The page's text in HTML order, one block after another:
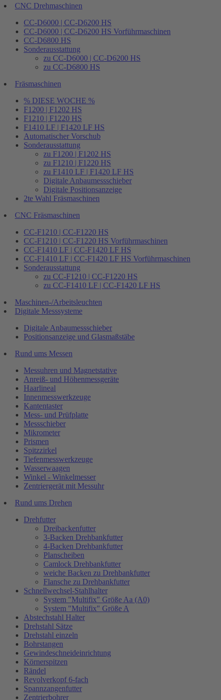
CNC Drehmaschinen
CC-D6000 | CC-D6200 HS
CC-D6000 | CC-D6200 HS Vorführmaschinen
CC-D6800 HS
Sonderausstattung
zu CC-D6000 | CC-D6200 HS
zu CC-D6800 HS
Fräsmaschinen
% DIESE WOCHE %
F1200 | F1202 HS
F1210 | F1220 HS
F1410 LF | F1420 LF HS
Automatischer Vorschub
Sonderausstattung
zu F1200 | F1202 HS
zu F1210 | F1220 HS
zu F1410 LF | F1420 LF HS
Digitale Anbaumessschieber
Digitale Positionsanzeige
2te Wahl Fräsmaschinen
CNC Fräsmaschinen
CC-F1210 | CC-F1220 HS
CC-F1210 | CC-F1220 HS Vorführmaschinen
CC-F1410 LF | CC-F1420 LF HS
CC-F1410 LF | CC-F1420 LF HS Vorführmaschinen
Sonderausstattung
zu CC-F1210 | CC-F1220 HS
zu CC-F1410 LF | CC-F1420 LF HS
Maschinen-/Arbeitsleuchten
Digitale Messsysteme
Digitale Anbaumessschieber
Positionsanzeige und Glasmaßstäbe
Rund ums Messen
Messuhren und Magnetstative
Anreiß- und Höhenmessgeräte
Haarlineal
Innenmesswerkzeuge
Kantentaster
Mess- und Prüfplatte
Messschieber
Mikrometer
Prismen
Spitzzirkel
Tiefenmesswerkzeuge
Wasserwaagen
Winkel - Winkelmesser
Zentriergerät mit Messuhr
Rund ums Drehen
Drehfutter
Dreibackenfutter
3-Backen Drehbankfutter
4-Backen Drehbankfutter
Planscheiben
Camlock Drehbankfutter
weiche Backen zu Drehbankfutter
Flansche zu Drehbankfutter
Schnellwechsel-Stahlhalter
System "Multifix" Größe Aa (A0)
System "Multifix" Größe A
Abstechstahl Halter
Drehstahl Sätze
Drehstahl einzeln
Bohrstangen
Gewindeschneideinrichtung
Körnerspitzen
Rändel
Revolverkopf 6-fach
Spannzangenfutter
Zentrierbohrer